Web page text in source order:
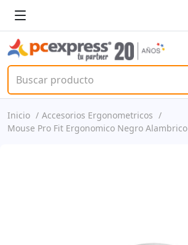
Inicio
Accesorios Ergonometricos
Mouse Pro Fit Ergonomico Negro Alambrico